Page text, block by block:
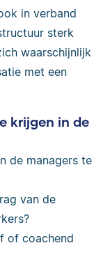
in verband
sterk
waarschijnlijk
met een
krijgen in de
de managers te
van de
of coachend